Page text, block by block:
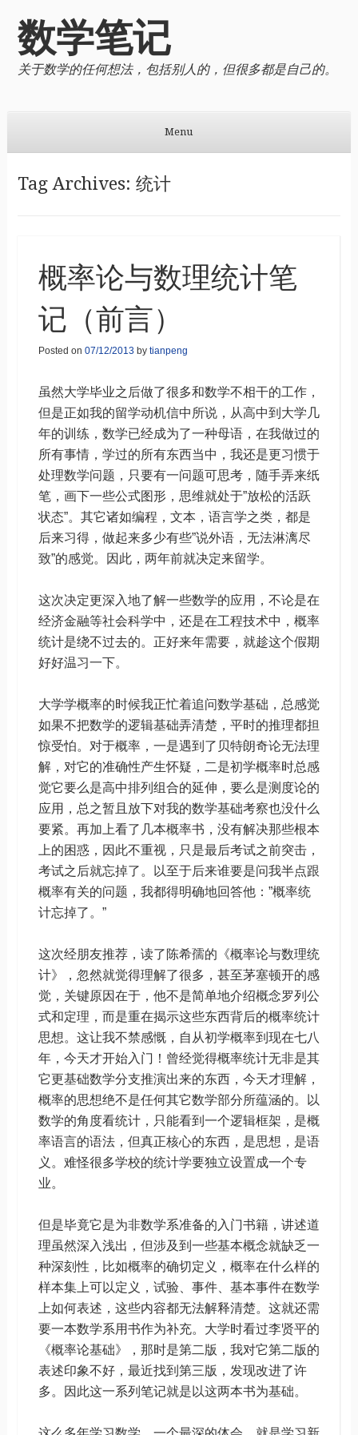
数学笔记
关于数学的任何想法，包括别人的，但很多都是自己的。
Menu
Tag Archives: 统计
概率论与数理统计笔
记（前言）
Posted on 07/12/2013 by tianpeng
虽然大学毕业之后做了很多和数学不相干的工作，
但是正如我的留学动机信中所说，从高中到大学几
年的训练，数学已经成为了一种母语，在我做过的
所有事情，学过的所有东西当中，我还是更习惯于
处理数学问题，只要有一问题可思考，随手弄来纸
笔，画下一些公式图形，思维就处于”放松的活跃
状态”。其它诸如编程，文本，语言学之类，都是
后来习得，做起来多少有些”说外语，无法淋漓尽
致”的感觉。因此，两年前就决定来留学。
这次决定更深入地了解一些数学的应用，不论是在
经济金融等社会科学中，还是在工程技术中，概率
统计是绕不过去的。正好来年需要，就趁这个假期
好好温习一下。
大学学概率的时候我正忙着追问数学基础，总感觉
如果不把数学的逻辑基础弄清楚，平时的推理都担
惊受怕。对于概率，一是遇到了贝特朗奇论无法理
解，对它的准确性产生怀疑，二是初学概率时总感
觉它要么是高中排列组合的延伸，要么是测度论的
应用，总之暂且放下对我的数学基础考察也没什么
要紧。再加上看了几本概率书，没有解决那些根本
上的困惑，因此不重视，只是最后考试之前突击，
考试之后就忘掉了。以至于后来谁要是问我半点跟
概率有关的问题，我都得明确地回答他：”概率统
计忘掉了。”
这次经朋友推荐，读了陈希孺的《概率论与数理统
计》，忽然就觉得理解了很多，甚至茅塞顿开的感
觉，关键原因在于，他不是简单地介绍概念罗列公
式和定理，而是重在揭示这些东西背后的概率统计
思想。这让我不禁感慨，自从初学概率到现在七八
年，今天才开始入门！曾经觉得概率统计无非是其
它更基础数学分支推演出来的东西，今天才理解，
概率的思想绝不是任何其它数学部分所蕴涵的。以
数学的角度看统计，只能看到一个逻辑框架，是概
率语言的语法，但真正核心的东西，是思想，是语
义。难怪很多学校的统计学要独立设置成一个专
业。
但是毕竟它是为非数学系准备的入门书籍，讲述道
理虽然深入浅出，但涉及到一些基本概念就缺乏一
种深刻性，比如概率的确切定义，概率在什么样的
样本集上可以定义，试验、事件、基本事件在数学
上如何表述，这些内容都无法解释清楚。这就还需
要一本数学系用书作为补充。大学时看过李贤平的
《概率论基础》，那时是第二版，我对它第二版的
表述印象不好，最近找到第三版，发现改进了许
多。因此这一系列笔记就是以这两本书为基础。